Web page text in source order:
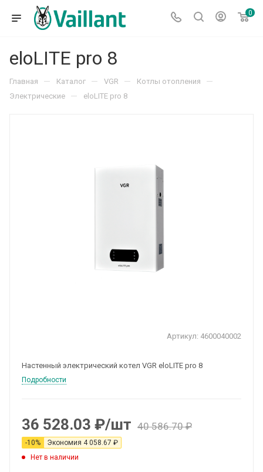
0
eloLITE pro 8
Главная — Каталог — VGR — Котлы отопления —
Электрические — eloLITE pro 8
Артикул: 4600040002
Настенный электрический котел VGR eloLITE pro 8
Подробности
36 528.03 ₽/шт 40 586.70₽
-10% Экономия 4 058.67 ₽
Нет в наличии